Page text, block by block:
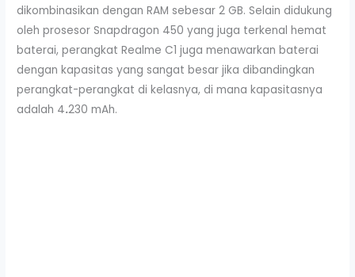
dikombinasikan dengan RAM sebesar 2 GB. Selain didukung
oleh prosesor Snapdragon 450 yang juga terkenal hemat
baterai, perangkat Realme C1 juga menawarkan baterai
dengan kapasitas yang sangat besar jika dibandingkan
perangkat-perangkat di kelasnya, di mana kapasitasnya
adalah 4.230 mAh.